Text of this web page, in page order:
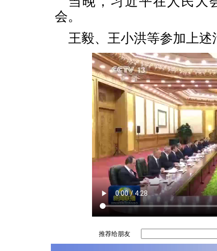
会。
王毅、王小洪等参加上述
推荐给朋友